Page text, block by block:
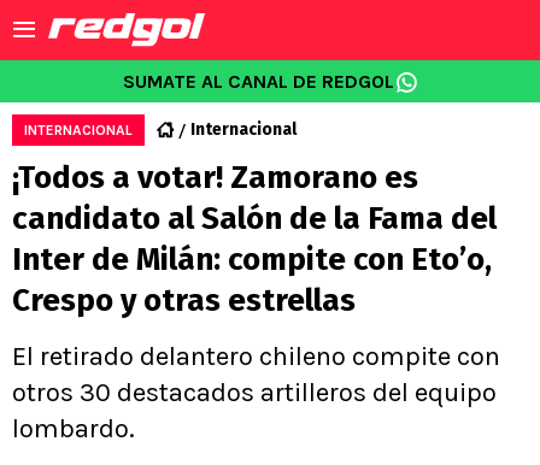
SUMATE AL CANAL DE REDGOL
INTERNACIONAL Internacional
¡Todos a votar! Zamorano es
candidato al Salón de la Fama del
Inter de Milán: compite con Eto’o,
Crespo y otras estrellas
El retirado delantero chileno compite con
otros 30 destacados artilleros del equipo
lombardo.